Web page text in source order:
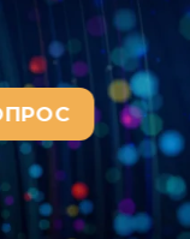
полной
версии системы